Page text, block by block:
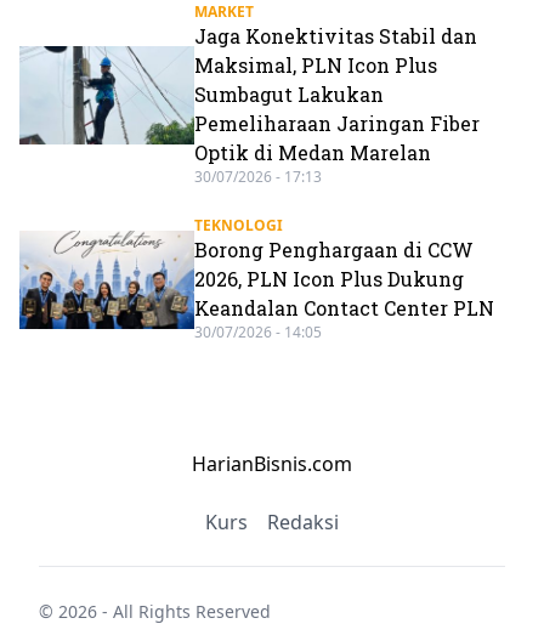
MARKET
Jaga Konektivitas Stabil dan
Maksimal, PLN Icon Plus
Sumbagut Lakukan
Pemeliharaan Jaringan Fiber
Optik di Medan Marelan
30/07/2026 - 17:13
TEKNOLOGI
Borong Penghargaan di CCW
2026, PLN Icon Plus Dukung
Keandalan Contact Center PLN
30/07/2026 - 14:05
HarianBisnis.com
Kurs Redaksi
© 2026 - All Rights Reserved